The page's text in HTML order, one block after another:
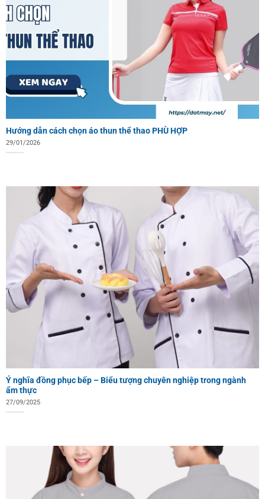
Hướng dẫn cách chọn áo thun thể thao PHÙ HỢP
29/01/2026
Ý nghĩa đồng phục bếp – Biểu tượng chuyên nghiệp trong ngành
ẩm thực
27/09/2025